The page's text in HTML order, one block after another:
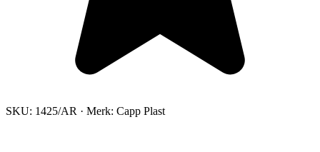
SKU: 1425/AR · Merk: Capp Plast